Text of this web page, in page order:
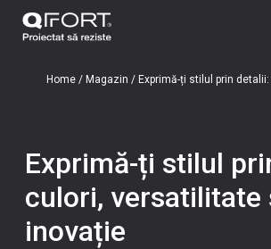
Home/ Magazin / Exprimă-ți stilul prin
Exprimă-ți stilul
culori, versatilitate
inovație